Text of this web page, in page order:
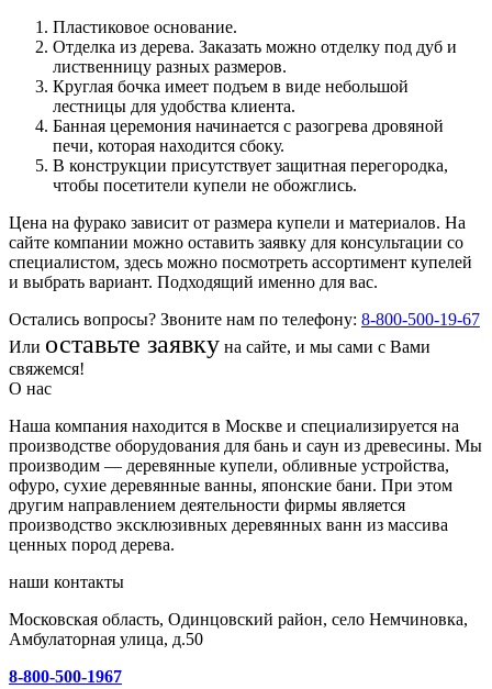
Пластиковое основание.
Отделка из дерева. Заказать можно отделку под дуб и
лиственницу разных размеров.
Круглая бочка имеет подъем в виде небольшой
лестницы для удобства клиента.
Банная церемония начинается с разогрева дровяной
печи, которая находится сбоку.
В конструкции присутствует защитная перегородка,
чтобы посетители купели не обожглись.
Цена на фурако зависит от размера купели и материалов. На
сайте компании можно оставить заявку для консультации со
специалистом, здесь можно посмотреть ассортимент купелей
и выбрать вариант. Подходящий именно для вас.
Остались вопросы? Звоните нам по телефону: 8-800-500-19-67
Или оставьте заявку на сайте, и мы сами с Вами
свяжемся!
О нас
Наша компания находится в Москве и специализируется на
производстве оборудования для бань и саун из древесины. Мы
производим — деревянные купели, обливные устройства,
офуро, сухие деревянные ванны, японские бани. При этом
другим направлением деятельности фирмы является
производство эксклюзивных деревянных ванн из массива
ценных пород дерева.
наши контакты
Московская область, Одинцовский район, село Немчиновка,
Амбулаторная улица, д.50
8-800-500-1967